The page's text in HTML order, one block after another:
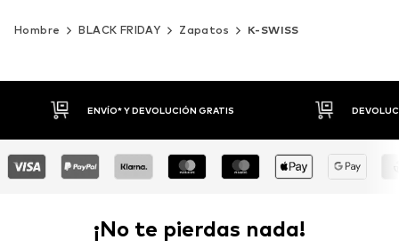
Hombre BLACK FRIDAY Zapatos K-SWISS
DEVOLUCIONES HASTA 30 DÍAS
¡No te pierdas nada!